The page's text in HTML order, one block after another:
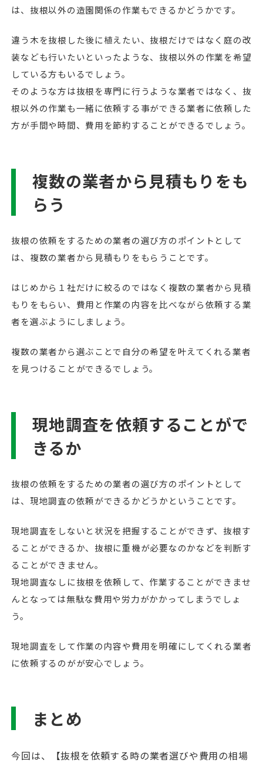
は、抜根以外の造園関係の作業もできるかどうかです。
違う木を抜根した後に植えたい、抜根だけではなく庭の改
装なども行いたいといったような、抜根以外の作業を希望
している方もいるでしょう。
そのような方は抜根を専門に行うような業者ではなく、抜
根以外の作業も一緒に依頼する事ができる業者に依頼した
方が手間や時間、費用を節約することができるでしょう。
複数の業者から見積もりをも
らう
抜根の依頼をするための業者の選び方のポイントとして
は、複数の業者から見積もりをもらうことです。
はじめから１社だけに絞るのではなく複数の業者から見積
もりをもらい、費用と作業の内容を比べながら依頼する業
者を選ぶようにしましょう。
複数の業者から選ぶことで自分の希望を叶えてくれる業者
を見つけることができるでしょう。
現地調査を依頼することがで
きるか
抜根の依頼をするための業者の選び方のポイントとして
は、現地調査の依頼ができるかどうかということです。
現地調査をしないと状況を把握することができず、抜根す
ることができるか、抜根に重機が必要なのかなどを判断す
ることができません。
現地調査なしに抜根を依頼して、作業することができませ
んとなっては無駄な費用や労力がかかってしまうでしょ
う。
現地調査をして作業の内容や費用を明確にしてくれる業者
に依頼するのがが安心でしょう。
まとめ
今回は、【抜根を依頼する時の業者選びや費用の相場